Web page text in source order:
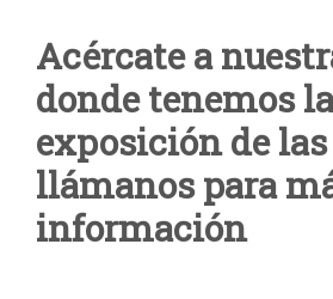
Acércate a
donde tenemos la
exposición de
llámanos para
información